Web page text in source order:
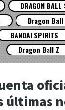
DRAGON BALL
Dragon
BANDAI SPIRITS
Dragon Ball Z
últimas